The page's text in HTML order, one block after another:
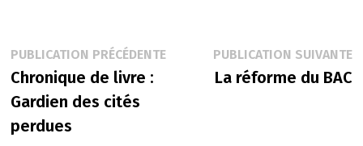
Navigation
de
l’article
PUBLICATION PRÉCÉDENTEPublication
précédente :
Chronique de livre :
Gardien des cités
perdues
PUBLICATION SUIVANTE
La réforme du BAC